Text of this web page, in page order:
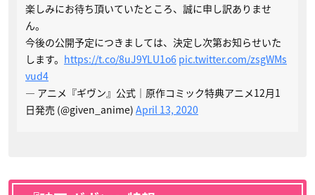
楽しみにお待ち頂いていたところ、誠に申し訳ありませ
ん。
今後の公開予定につきましては、決定し次第お知らせいた
します。 https://t.co/8uJ9YLU1o6 pic.twitter.com/zsgWMs
vud4
— アニメ『ギヴン』公式｜原作コミック特典アニメ12月1
日発売 (@given_anime) April 13, 2020